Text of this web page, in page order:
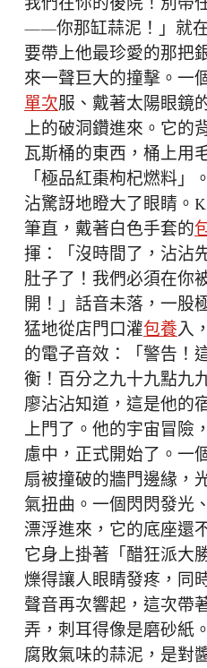
——你那缸蒜泥！」就
要帶上他最珍愛的那把
來一聲巨大的撞擊。一
單次服、戴著太陽眼鏡
上的破洞鑽進來。它的
瓦斯桶的東西，桶上用
「極品紅棗枸杞燃料
沾驚訝地瞪大了眼睛。
筆直，戴著白色手套的
揮：「沒時間了，沾沾
肚子了！我們必須在你
開！」話音未落，一股
猛地從店門口灌包養入
的電子音效：「警告！
衡！百分之九十九點九
廖沾沾知道，這是他的
上門了。他的宇宙冒險
慮中，正式開始了。一
扇被撞破的牆門邊緣，
氣扭曲。一個閃閃發光
漂浮進來，它的底座還
它身上掛著「醋狂派大
爍得讓人眼睛發疼，同
聲音再次響起，這次帶
弄，刺耳得像是磨砂紙
腐敗氣味的蒜泥，是對